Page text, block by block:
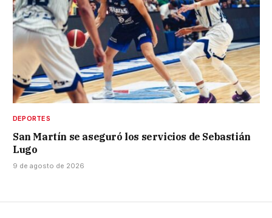
DEPORTES
San Martín se aseguró los servicios de Sebastián
Lugo
9 de agosto de 2026